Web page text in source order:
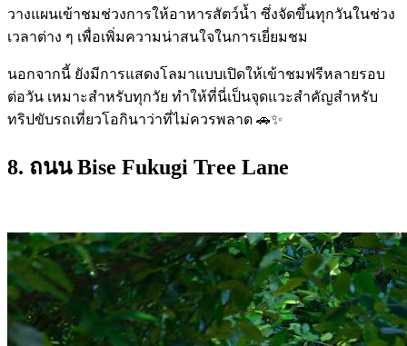
วางแผนเข้าชมช่วงการให้อาหารสัตว์น้ำ ซึ่งจัดขึ้นทุกวันในช่วง
เวลาต่าง ๆ เพื่อเพิ่มความน่าสนใจในการเยี่ยมชม
นอกจากนี้ ยังมีการแสดงโลมาแบบเปิดให้เข้าชมฟรีหลายรอบ
ต่อวัน เหมาะสำหรับทุกวัย ทำให้ที่นี่เป็นจุดแวะสำคัญสำหรับ
ทริปขับรถเที่ยวโอกินาว่าที่ไม่ควรพลาด 🚗✨
8. ถนนBise Fukugi Tree Lane